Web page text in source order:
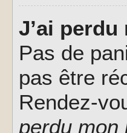
J’ai
Pas de
pas être
Rendez-
perdu mon